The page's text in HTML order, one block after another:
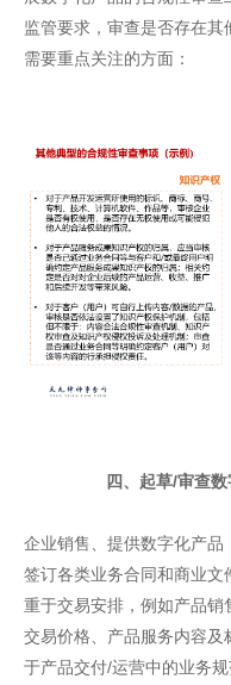
监管要求，审查是否存在
需要重点关注的方面：
四、 起草/审查
企业销售、提供数字化产
签订各类业务合同和商业文
重于交易安排，例如产品销
交易价格、产品服务内容
于产品交付/运营中的业务